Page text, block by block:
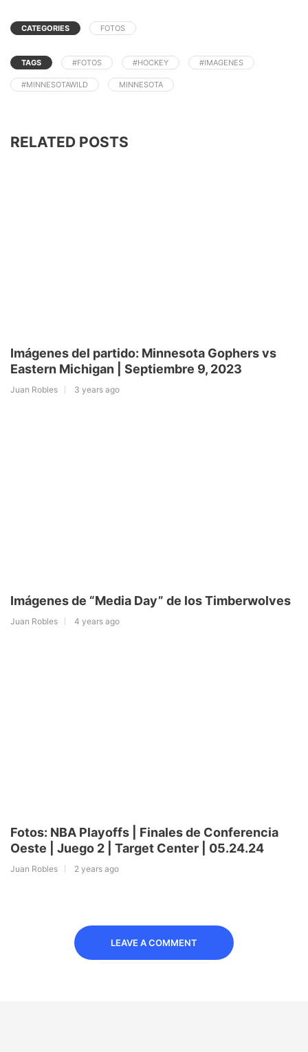
CATEGORIES FOTOS
TAGS #FOTOS #HOCKEY #IMAGENES
#MINNESOTAWILD MINNESOTA
RELATED POSTS
Imágenes del partido: Minnesota Gophers vs
Eastern Michigan | Septiembre 9, 2023
Juan Robles 3 years ago
Imágenes de “Media Day” de los Timberwolves
Juan Robles 4 years ago
Fotos: NBA Playoffs | Finales de Conferencia
Oeste | Juego 2 | Target Center | 05.24.24
Juan Robles 2 years ago
LEAVE A COMMENT